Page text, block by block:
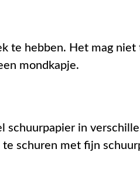
te hebben. Het mag
mondkapje.
in
schuren met fijn